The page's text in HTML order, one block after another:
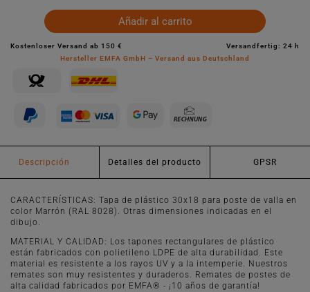
Añadir al carrito
Kostenloser Versand ab 150 €
Versandfertig: 24 h
Hersteller EMFA GmbH – Versand aus Deutschland
Descripción Detalles del producto GPSR
CARACTERÍSTICAS: Tapa de plástico 30x18 para poste de valla en
color Marrón (RAL 8028). Otras dimensiones indicadas en el
dibujo.
MATERIAL Y CALIDAD: Los tapones rectangulares de plástico
están fabricados con polietileno LDPE de alta durabilidad. Este
material es resistente a los rayos UV y a la intemperie. Nuestros
remates son muy resistentes y duraderos. Remates de postes de
alta calidad fabricados por EMFA® - ¡10 años de garantía!